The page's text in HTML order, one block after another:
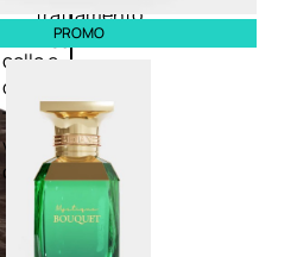
Trattamento
collo e
décolleté
Trattamento
viso BB e CC
cream
trattamento
visoPROMO